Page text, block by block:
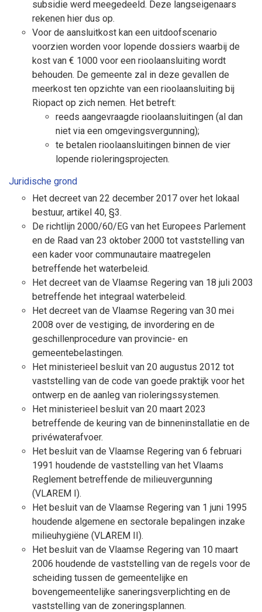
subsidie werd meegedeeld. Deze langseigenaars
rekenen hier dus op.
Voor de aansluitkost kan een uitdoofscenario
voorzien worden voor lopende dossiers waarbij de
kost van € 1000 voor een rioolaansluiting wordt
behouden. De gemeente zal in deze gevallen de
meerkost ten opzichte van een rioolaansluiting bij
Riopact op zich nemen. Het betreft:
reeds aangevraagde rioolaansluitingen (al dan
niet via een omgevingsvergunning);
te betalen rioolaansluitingen binnen de vier
lopende rioleringsprojecten.
Juridische grond
Het decreet van 22 december 2017 over het lokaal
bestuur, artikel 40, §3.
De richtlijn 2000/60/EG van het Europees Parlement
en de Raad van 23 oktober 2000 tot vaststelling van
een kader voor communautaire maatregelen
betreffende het waterbeleid.
Het decreet van de Vlaamse Regering van 18 juli 2003
betreffende het integraal waterbeleid.
Het decreet van de Vlaamse Regering van 30 mei
2008 over de vestiging, de invordering en de
geschillenprocedure van provincie- en
gemeentebelastingen.
Het ministerieel besluit van 20 augustus 2012 tot
vaststelling van de code van goede praktijk voor het
ontwerp en de aanleg van rioleringssystemen.
Het ministerieel besluit van 20 maart 2023
betreffende de keuring van de binneninstallatie en de
privéwaterafvoer.
Het besluit van de Vlaamse Regering van 6 februari
1991 houdende de vaststelling van het Vlaams
Reglement betreffende de milieuvergunning
(VLAREM I).
Het besluit van de Vlaamse Regering van 1 juni 1995
houdende algemene en sectorale bepalingen inzake
milieuhygiëne (VLAREM II).
Het besluit van de Vlaamse Regering van 10 maart
2006 houdende de vaststelling van de regels voor de
scheiding tussen de gemeentelijke en
bovengemeentelijke saneringsverplichting en de
vaststelling van de zoneringsplannen.